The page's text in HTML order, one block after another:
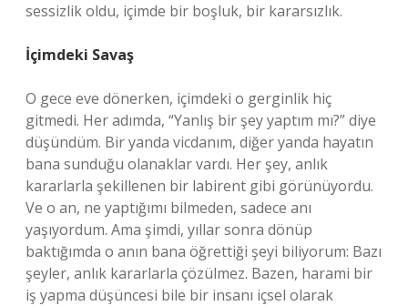
sessizlik oldu, içimde bir boşluk, bir kararsızlık.
İçimdeki Savaş
O gece eve dönerken, içimdeki o gerginlik hiç
gitmedi. Her adımda, “Yanlış bir şey yaptım mı?” diye
düşündüm. Bir yanda vicdanım, diğer yanda hayatın
bana sunduğu olanaklar vardı. Her şey, anlık
kararlarla şekillenen bir labirent gibi görünüyordu.
Ve o an, ne yaptığımı bilmeden, sadece anı
yaşıyordum. Ama şimdi, yıllar sonra dönüp
baktığımda o anın bana öğrettiği şeyi biliyorum: Bazı
şeyler, anlık kararlarla çözülmez. Bazen, harami bir
iş yapma düşüncesi bile bir insanı içsel olarak